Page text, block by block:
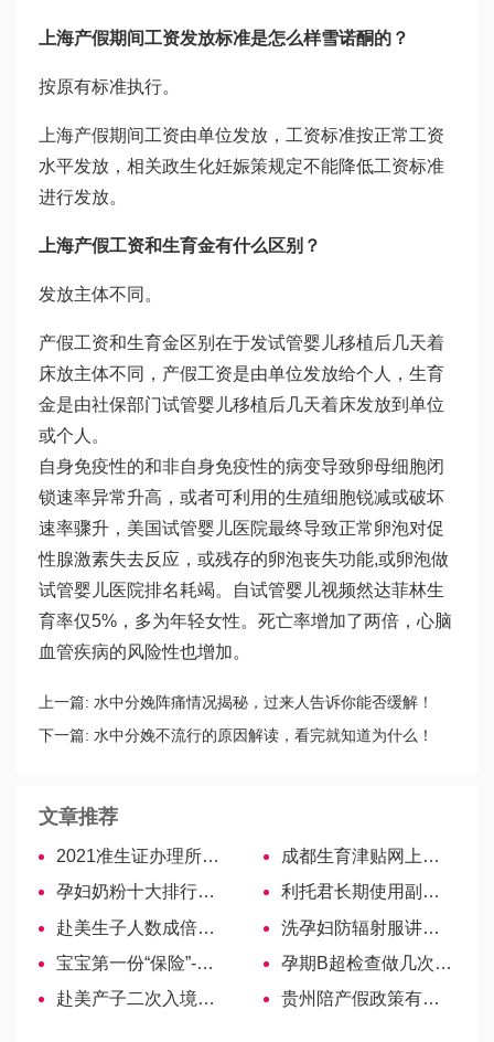
上海产假期间工资发放标准是怎么样雪诺酮的？
按原有标准执行。
上海产假期间工资由单位发放，工资标准按正常工资
水平发放，相关政生化妊娠策规定不能降低工资标准
进行发放。
上海产假工资和生育金有什么区别？
发放主体不同。
产假工资和生育金区别在于发试管婴儿移植后几天着
床放主体不同，产假工资是由单位发放给个人，生育
金是由社保部门试管婴儿移植后几天着床发放到单位
或个人。
自身免疫性的和非自身免疫性的病变导致卵母细胞闭
锁速率异常升高，或者可利用的生殖细胞锐减或破坏
速率骤升，美国试管婴儿医院最终导致正常卵泡对促
性腺激素失去反应，或残存的卵泡丧失功能,或卵泡做
试管婴儿医院排名耗竭。自试管婴儿视频然达菲林生
育率仅5%，多为年轻女性。死亡率增加了两倍，心脑
血管疾病的风险性也增加。
上一篇: 水中分娩阵痛情况揭秘，过来人告诉你能否缓解！
下一篇: 水中分娩不流行的原因解读，看完就知道为什么！
文章推荐
2021准生证办理所需材料一览！一文说清
成都生育津贴网上申报步骤解析，最快30天可到账！
孕妇奶粉十大排行榜，教你如何选择！
利托君长期使用副作用大！一般需要使用多久提前知晓
赴美生子人数成倍增长原因
洗孕妇防辐射服讲究多，3种科学清洗方法全方位教学
宝宝第一份“保险”-脐带血造血干细胞储存
孕期B超检查做几次？一文为你解读
赴美产子​二次入境，不让进去了的原因
贵州陪产假政策有调整！